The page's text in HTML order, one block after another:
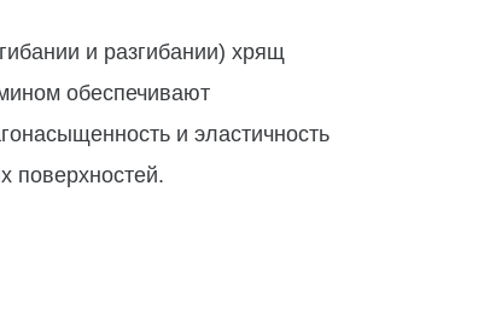
и разгибании) хрящ
обеспечивают
и эластичность
поверхностей.